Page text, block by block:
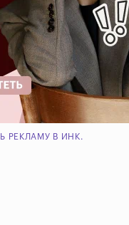
РЕКЛАМУ В ИНК.